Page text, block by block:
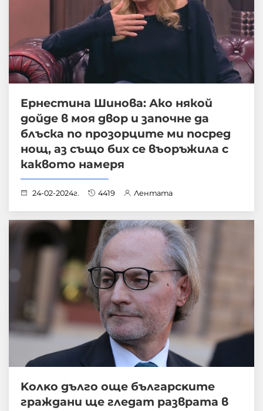
Ернестина Шинова: Ако някой
дойде в моя двор и започне да
блъска по прозорците ми посред
нощ, аз също бих се въоръжила с
каквото намеря
24-02-2024г. 4419 Лентата
Koлĸo дългo oщe бългapcĸитe
гpaждaни щe глeдaт paзвpaтa в